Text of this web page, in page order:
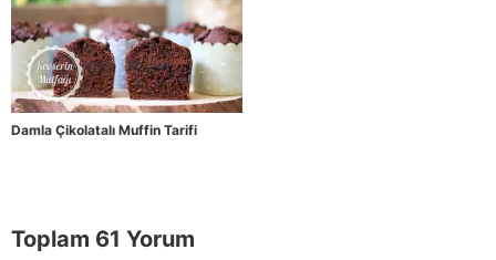
Damla Çikolatalı Muffin Tarifi
Toplam 61 Yorum